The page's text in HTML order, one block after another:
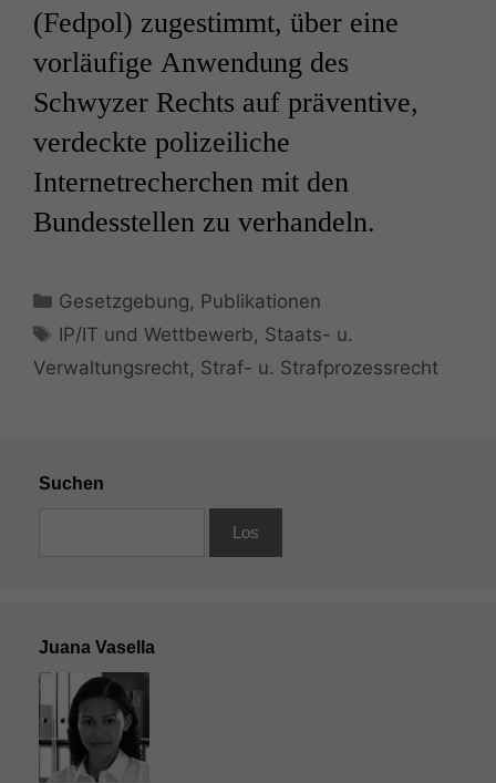
(Fedpol) zugestimmt, über eine
vorläufige Anwendung des
Schwyzer Rechts auf präventive,
verdeckte polizeiliche
Internetrecherchen mit den
Bundesstellen zu verhandeln.
Kategorien
Gesetzgebung, Publikationen
Schlagwörter
IP/IT und Wettbewerb, Staats- u.
Verwaltungsrecht, Straf- u. Strafprozessrecht
Suchen
Juana Vasella